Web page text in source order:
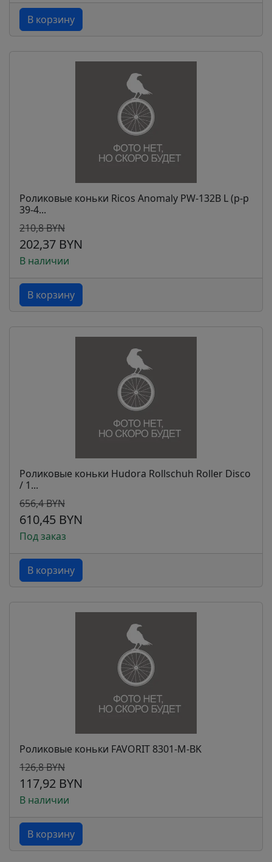
В корзину
Роликовые коньки Ricos Anomaly PW-132B L (р-р
39-4...
210,8 BYN
202,37 BYN
В наличии
В корзину
Роликовые коньки Hudora Rollschuh Roller Disco
/ 1...
656,4 BYN
610,45 BYN
Под заказ
В корзину
Роликовые коньки FAVORIT 8301-M-BK
126,8 BYN
117,92 BYN
В наличии
В корзину